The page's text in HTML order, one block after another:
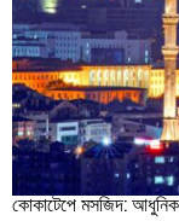
কোকাটেপে মসজিদ: